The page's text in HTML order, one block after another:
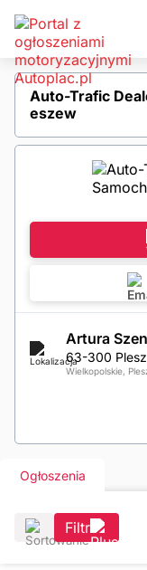
Auto-Trafic
eszew
Artura
63-300
Wielkopolskie,
Ogłoszenia
Filtr